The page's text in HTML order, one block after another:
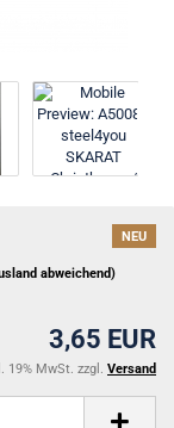
NEU
abweichend)
3,65 EUR
19% MwSt. zzgl. Versand